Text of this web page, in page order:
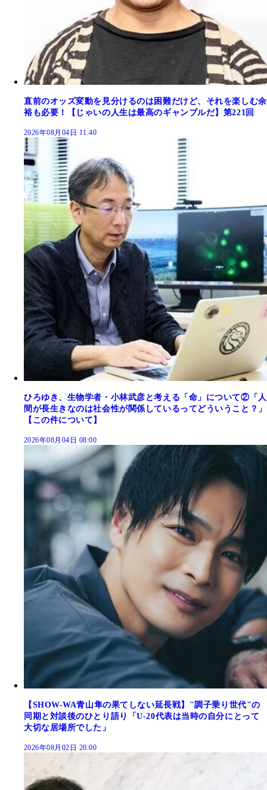
直前のオッズ変動を見分けるのは困難だけど、それを楽しむ余
裕も必要！【じゃいの人生は最高のギャンブルだ】第221回
2026年08月04日 11:40
ひろゆき、生物学者・小林武彦と考える「命」について②「人
間が長生きなのは社会性が関係しているってどういうこと？」
【この件について】
2026年08月04日 08:00
【SHOW-WA青山隼の果てしない延長戦】"調子乗り世代"の
同期と対談後のひとり語り「U-20代表は当時の自分にとって
大切な居場所でした」
2026年08月02日 20:00